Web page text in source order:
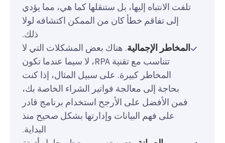
تلفت الانتباه إليها، بل ستنقلها كما هي، مما يؤدي
إلى تفاقم خطأ كان من الممكن اكتشافه لولا
ذلك.
المخاطر الإجمالية. هناك بعض المشكلات التي لا
تتناسب مع تقنية RPA، لا سيما عندما تكون
المخاطر كبيرة. على سبيل المثال، إذا كنت
بحاجة إلى معالجة فواتير الشراء الخاصة بك،
فمن الأفضل على الأرجح استخدام برنامج قادر
على فهم البيانات وإدارتها بشكل صحيح منذ
البداية.